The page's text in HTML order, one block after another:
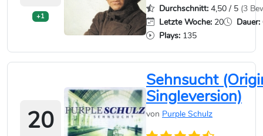
+1
Durchschnitt: 4,50 / 5 (3
Letzte Woche: 20 Dauer:
Plays: 135
20
Sehnsucht
Singleversion)
von Purple Schulz